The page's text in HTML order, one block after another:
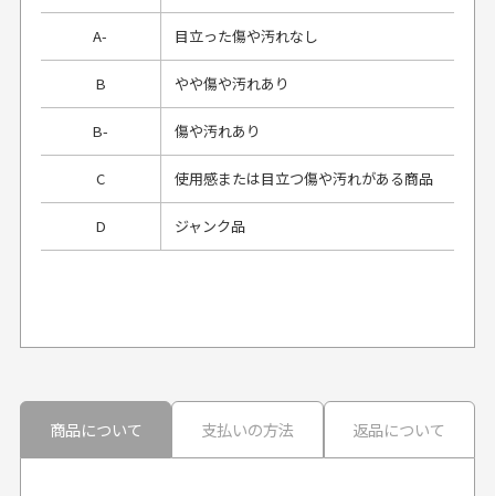
A- 目立った傷や汚れなし
B やや傷や汚れあり
B- 傷や汚れあり
C 使用感または目立つ傷や汚れがある商品
D ジャンク品
30代男性
商品について 支払いの方法 返品について